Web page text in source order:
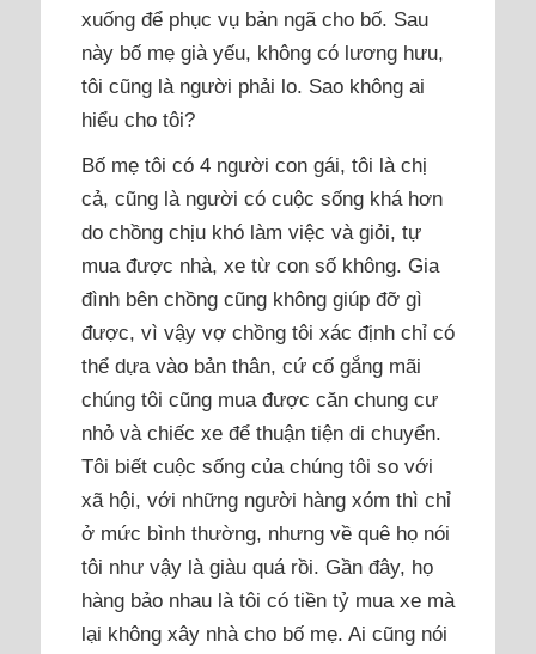
xuống để phục vụ bản ngã cho bố. Sau
này bố mẹ già yếu, không có lương hưu,
tôi cũng là người phải lo. Sao không ai
hiểu cho tôi?
Bố mẹ tôi có 4 người con gái, tôi là chị
cả, cũng là người có cuộc sống khá hơn
do chồng chịu khó làm việc và giỏi, tự
mua được nhà, xe từ con số không. Gia
đình bên chồng cũng không giúp đỡ gì
được, vì vậy vợ chồng tôi xác định chỉ có
thể dựa vào bản thân, cứ cố gắng mãi
chúng tôi cũng mua được căn chung cư
nhỏ và chiếc xe để thuận tiện di chuyển.
Tôi biết cuộc sống của chúng tôi so với
xã hội, với những người hàng xóm thì chỉ
ở mức bình thường, nhưng về quê họ nói
tôi như vậy là giàu quá rồi. Gần đây, họ
hàng bảo nhau là tôi có tiền tỷ mua xe mà
lại không xây nhà cho bố mẹ. Ai cũng nói